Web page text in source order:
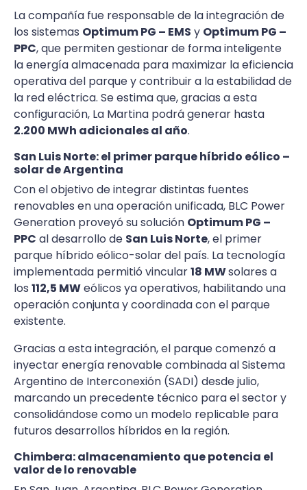
La compañía fue responsable de la integración de
los sistemas Optimum PG – EMS y Optimum PG –
PPC, que permiten gestionar de forma inteligente
la energía almacenada para maximizar la eficiencia
operativa del parque y contribuir a la estabilidad de
la red eléctrica. Se estima que, gracias a esta
configuración, La Martina podrá generar hasta
2.200 MWh adicionales al año.
San Luis Norte: el primer parque híbrido eólico –
solar de Argentina
Con el objetivo de integrar distintas fuentes
renovables en una operación unificada, BLC Power
Generation proveyó su solución Optimum PG –
PPC al desarrollo de San Luis Norte, el primer
parque híbrido eólico-solar del país. La tecnología
implementada permitió vincular18 MWsolares a
los 112,5 MWeólicos ya operativos, habilitando una
operación conjunta y coordinada con el parque
existente.
Gracias a esta integración, el parque comenzó a
inyectar energía renovable combinada al Sistema
Argentino de Interconexión (SADI) desde julio,
marcando un precedente técnico para el sector y
consolidándose como un modelo replicable para
futuros desarrollos híbridos en la región.
Chimbera: almacenamiento que potencia el
valor de lo renovable